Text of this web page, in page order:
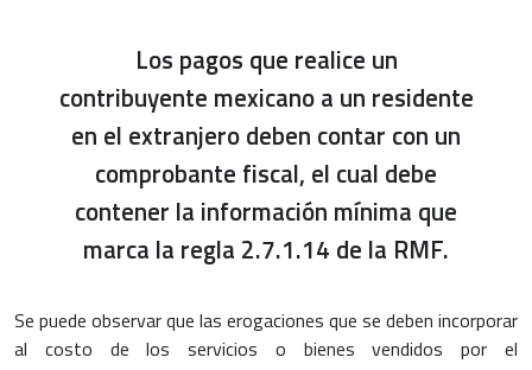
Los pagos que realice un
contribuyente mexicano a un residente
en el extranjero deben contar con un
comprobante fiscal, el cual debe
contener la información mínima que
marca la regla 2.7.1.14 de la RMF.
Se puede observar que las erogaciones que se deben incorporar
al costo de los servicios o bienes vendidos por el